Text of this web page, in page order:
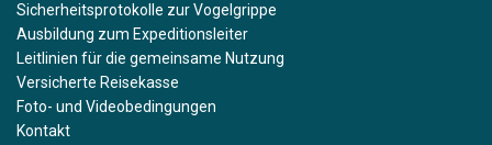
Sicherheitsprotokolle zur Vogelgrippe
Ausbildung zum Expeditionsleiter
Leitlinien für die gemeinsame Nutzung
Versicherte Reisekasse
Foto- und Videobedingungen
Kontakt